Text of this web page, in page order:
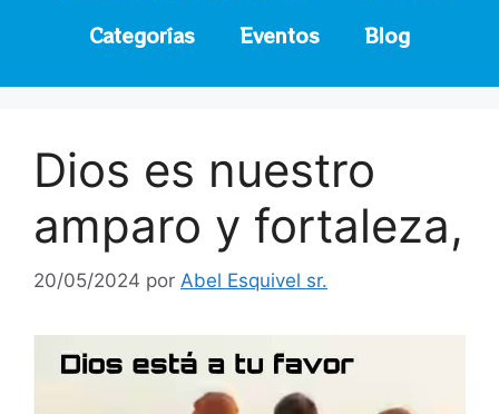
Categorías
Eventos Blog
Dios es nuestro
amparo y fortaleza,
20/05/2024 por Abel Esquivel sr.